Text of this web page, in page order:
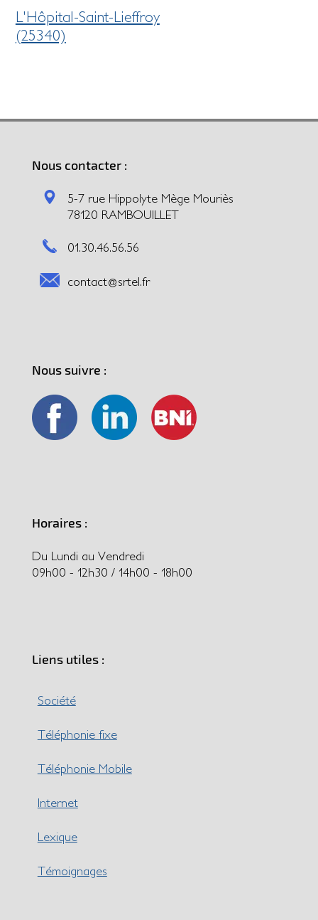
L'Hôpital-Saint-Lieffroy
(25340)
Nous contacter :
5-7 rue Hippolyte Mège Mouriès
78120 RAMBOUILLET
01.30.46.56.56
contact@srtel.fr
Nous suivre :
Horaires :
Du Lundi au Vendredi
09h00 - 12h30 / 14h00 - 18h00
Liens utiles :
Société
Téléphonie fixe
Téléphonie Mobile
Internet
Lexique
Témoignages